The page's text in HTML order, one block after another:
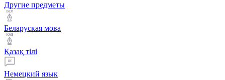
Другие предметы
Беларуская мова
Қазақ тiлi
Немецкий язык